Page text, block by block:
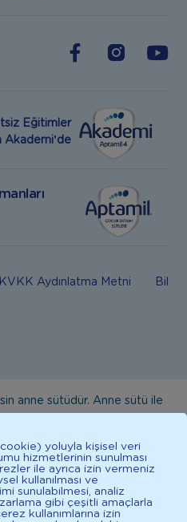
Eğitimler
Akademi’de
KVKK Aydınlatma Metni Bilgi
anne sütüdür. Anne sütü ile
bilgiler hekim tavsiyesi
için doktorunuza danışınız.
beslenilmelidir. *D vitamini
normal işlevine katkıda
yoluyla kişisel veri
hizmetlerinin sunulması
ile ayrıca izin vermeniz
kullanılması ve
sunulabilmesi, analiz
gibi çeşitli amaçlarla
kullanımlarına izin